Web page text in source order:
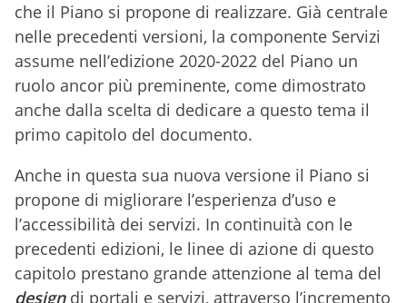
che il Piano si propone di realizzare. Già centrale
nelle precedenti versioni, la componente Servizi
assume nell’edizione 2020-2022 del Piano un
ruolo ancor più preminente, come dimostrato
anche dalla scelta di dedicare a questo tema il
primo capitolo del documento.
Anche in questa sua nuova versione il Piano si
propone di migliorare l’esperienza d’uso e
l’accessibilità dei servizi. In continuità con le
precedenti edizioni, le linee di azione di questo
capitolo prestano grande attenzione al tema del
designdi portali e servizi, attraverso l’incremento